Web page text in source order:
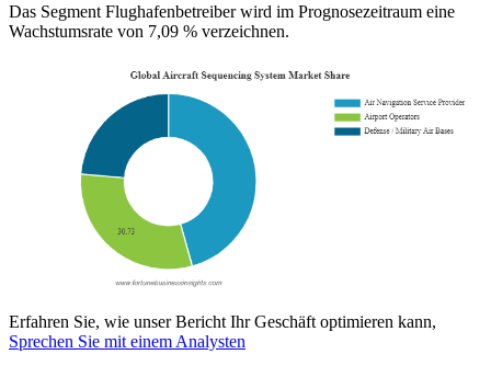
Das Segment Flughafenbetreiber wird im Prognosezeitraum eine
Wachstumsrate von 7,09 % verzeichnen.
Erfahren Sie, wie unser Bericht Ihr Geschäft optimieren kann,
Sprechen Sie mit einem Analysten